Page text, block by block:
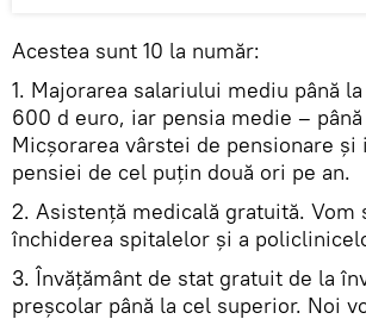
Acestea sunt 10 la număr:
1. Majorarea salariului mediu până
600 d euro, iar pensia medie –
Micșorarea vârstei de pensionare și
pensiei de cel puțin două ori pe an.
2. Asistență medicală gratuită. Vom
închiderea spitalelor și a
3. Învățământ de stat gratuit de la
preșcolar până la cel superior. Noi